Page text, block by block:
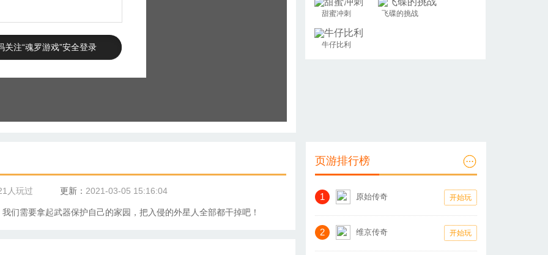
关注“魂罗游戏”安全登录
甜蜜冲刺 飞碟的挑战
牛仔比利
人玩过 更新： 2021-03-05 15:16:04
们需要拿起武器保护自己的家园，把入侵的外星人全部都干掉吧！
页游排行榜
1 原始传奇 开始玩
2 维京传奇 开始玩